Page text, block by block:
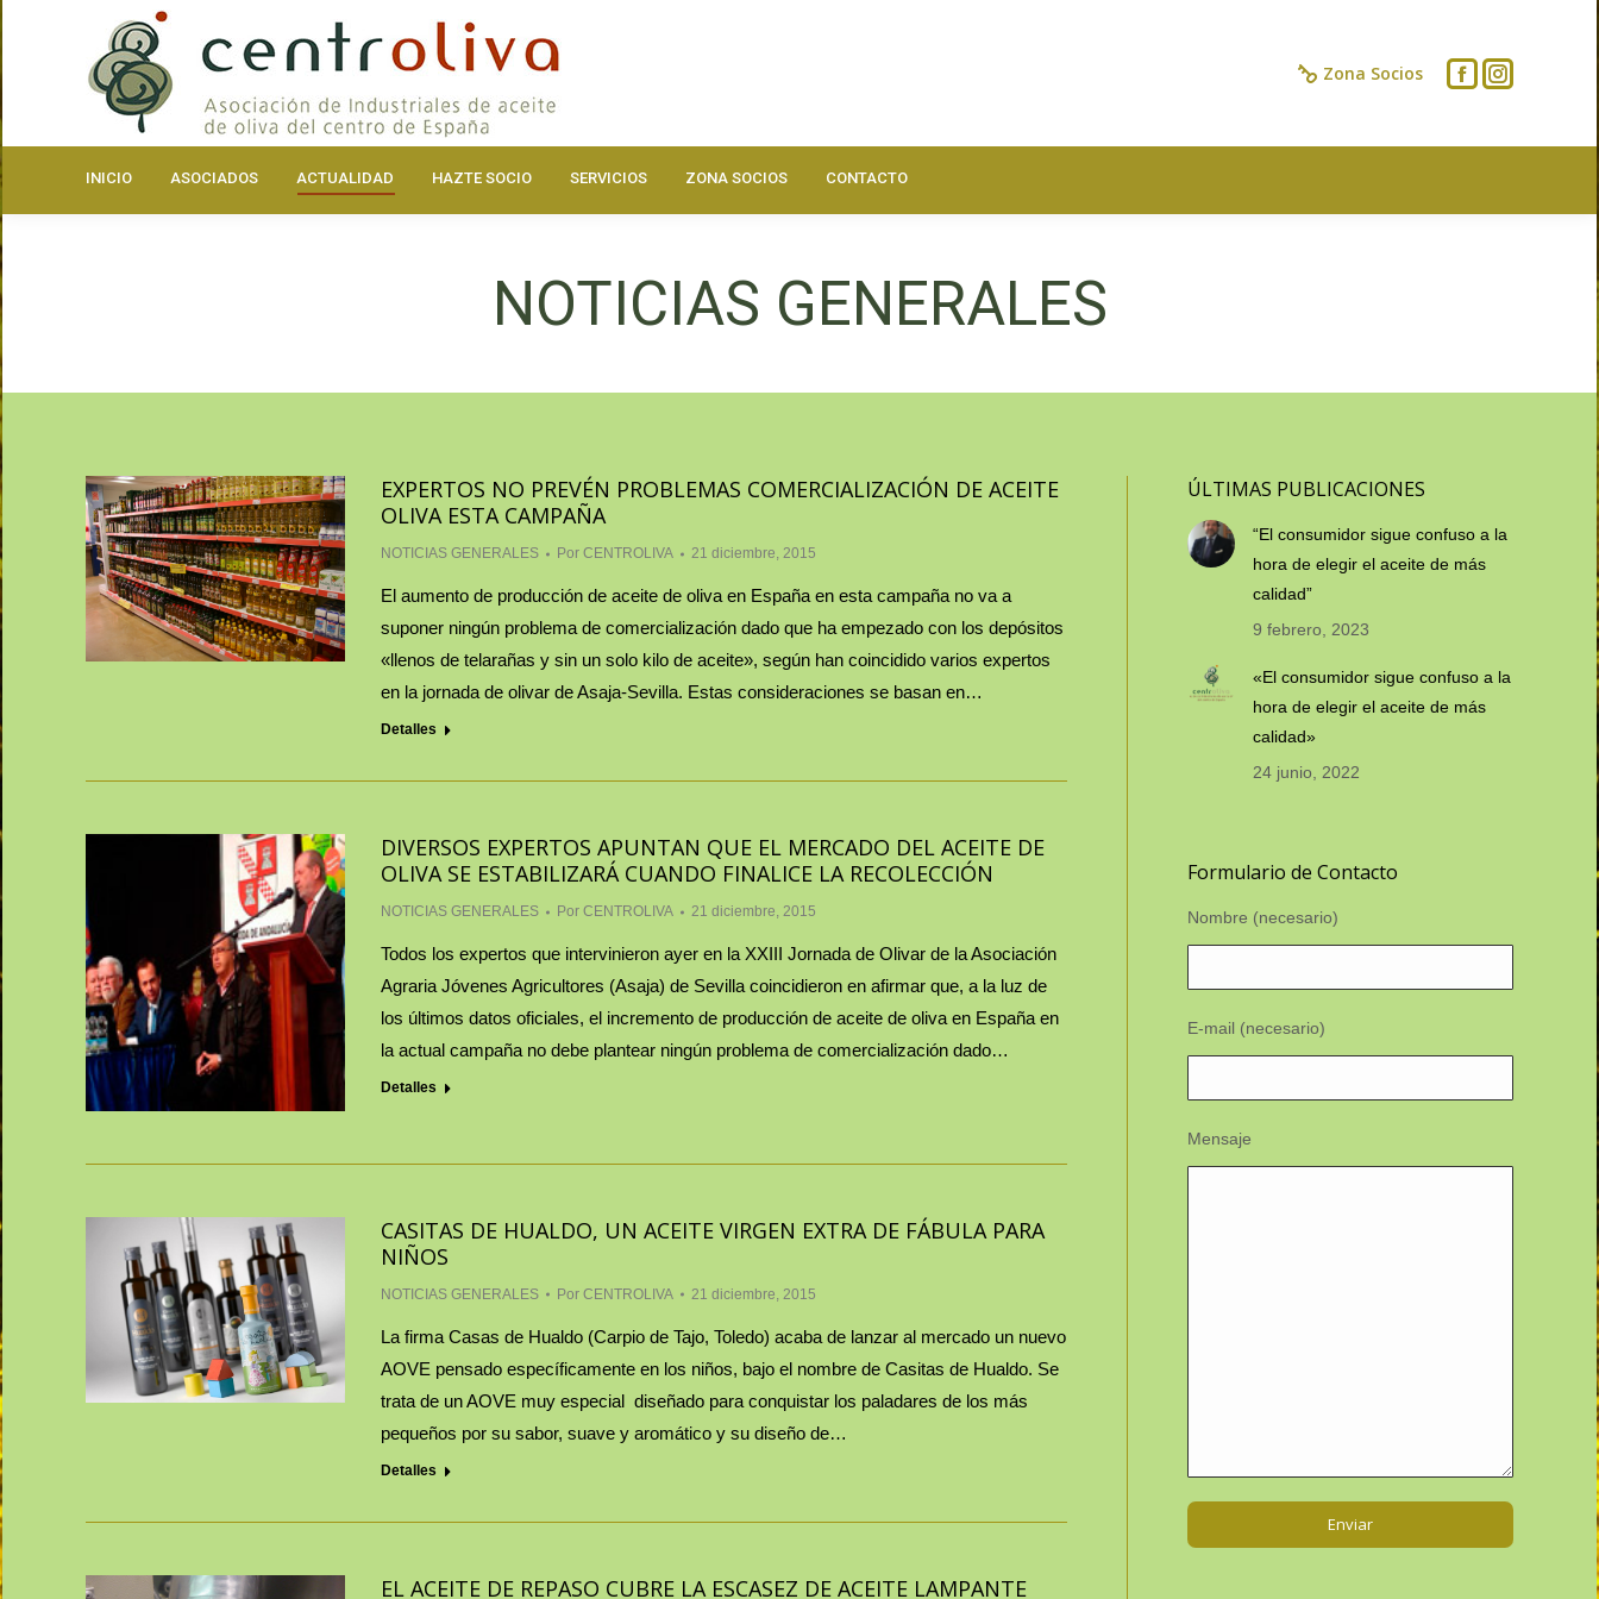
Zona Socios
INICIO ASOCIADOS ACTUALIDAD HAZTE SOCIO SERVICIOS ZONA SOCIOS CONTACTO
NOTICIAS GENERALES
EXPERTOS NO PREVÉN PROBLEMAS COMERCIALIZACIÓN DE ACEITE
OLIVA ESTA CAMPAÑA
NOTICIAS GENERALES Por CENTROLIVA 21 diciembre, 2015
El aumento de producción de aceite de oliva en España en esta campaña no va a
suponer ningún problema de comercialización dado que ha empezado con los depósitos
«llenos de telarañas y sin un solo kilo de aceite», según han coincidido varios expertos
en la jornada de olivar de Asaja-Sevilla. Estas consideraciones se basan en…
Detalles
DIVERSOS EXPERTOS APUNTAN QUE EL MERCADO DEL ACEITE DE
OLIVA SE ESTABILIZARÁ CUANDO FINALICE LA RECOLECCIÓN
NOTICIAS GENERALES Por CENTROLIVA 21 diciembre, 2015
Todos los expertos que intervinieron ayer en la XXIII Jornada de Olivar de la Asociación
Agraria Jóvenes Agricultores (Asaja) de Sevilla coincidieron en afirmar que, a la luz de
los últimos datos oficiales, el incremento de producción de aceite de oliva en España en
la actual campaña no debe plantear ningún problema de comercialización dado…
Detalles
CASITAS DE HUALDO, UN ACEITE VIRGEN EXTRA DE FÁBULA PARA
NIÑOS
NOTICIAS GENERALES Por CENTROLIVA 21 diciembre, 2015
La firma Casas de Hualdo (Carpio de Tajo, Toledo) acaba de lanzar al mercado un nuevo
AOVE pensado específicamente en los niños, bajo el nombre de Casitas de Hualdo. Se
trata de un AOVE muy especial diseñado para conquistar los paladares de los más
pequeños por su sabor, suave y aromático y su diseño de…
Detalles
EL ACEITE DE REPASO CUBRE LA ESCASEZ DE ACEITE LAMPANTE
ÚLTIMAS PUBLICACIONES
“El consumidor sigue confuso a la
hora de elegir el aceite de más
calidad”
9 febrero, 2023
«El consumidor sigue confuso a la
hora de elegir el aceite de más
calidad»
24 junio, 2022
Formulario de Contacto
Nombre (necesario)
E-mail (necesario)
Mensaje
ASOCIADOS